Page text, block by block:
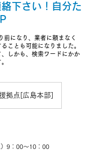
下さい！自分た
前になり、業者に頼まなく
ことも可能になりました。
しかも、検索ワードにかか
拠点[広島本部]
9：00〜10：00